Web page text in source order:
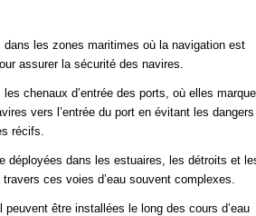
dans les zones maritimes où la navigation est
assurer la sécurité des navires.
chenaux d’entrée des ports, où elles
vers l’entrée du port en évitant les
récifs.
déployées dans les estuaires, les détroits et
ces voies d’eau souvent complexes.
être installées le long des cours d’eau